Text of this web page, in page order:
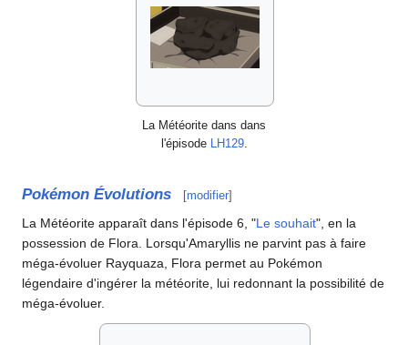
La Météorite dans dans
l'épisode
LH129.
Pokémon Évolutions [modifier]
La Météorite apparaît dans l'épisode 6, "Le souhait", en la
possession de Flora. Lorsqu'Amaryllis ne parvint pas à faire
méga-évoluer Rayquaza, Flora permet au Pokémon
légendaire d'ingérer la météorite, lui redonnant la possibilité de
méga-évoluer.